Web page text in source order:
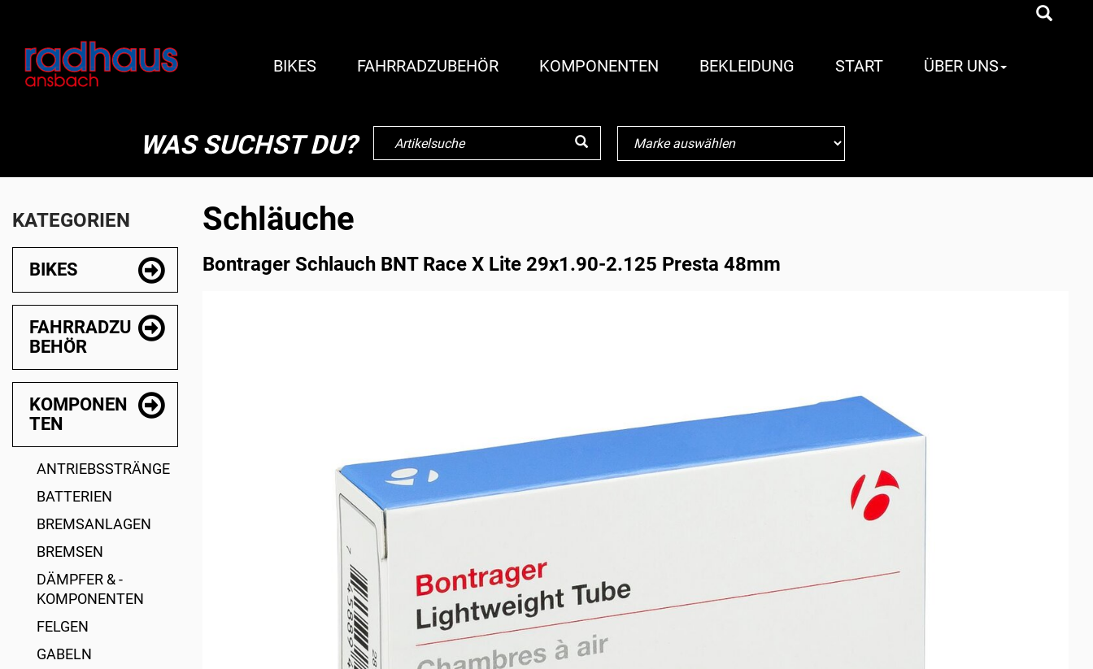
BIKES FAHRRADZUBEHÖR KOMPONENTEN BEKLEIDUNG START ÜBER UNS
WAS SUCHST DU?
KATEGORIEN
BIKES
FAHRRADZU
BEHÖR
KOMPONEN
TEN
ANTRIEBSSTRÄNGE
BATTERIEN
BREMSANLAGEN
BREMSEN
DÄMPFER & -
KOMPONENTEN
FELGEN
GABELN
Schläuche
Bontrager Schlauch BNT Race X Lite 29x1.90-2.125 Presta 48mm